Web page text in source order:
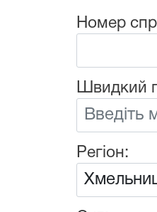
Номер
Швидкий
Регіон: